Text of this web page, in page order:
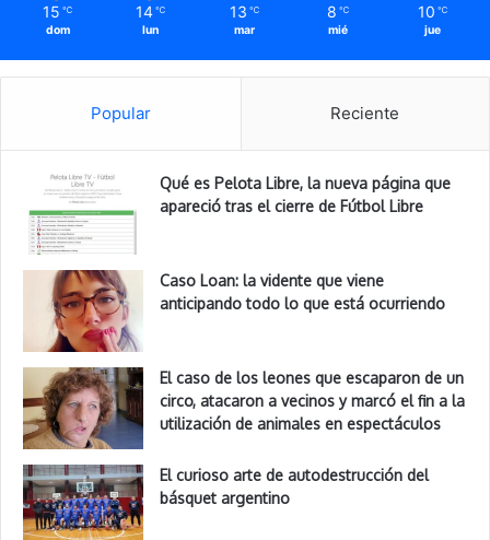
15 ℃
dom
14 ℃
lun
13 ℃
mar
8 ℃
mié
10 ℃
jue
Popular Reciente
Qué es Pelota Libre, la nueva página que
apareció tras el cierre de Fútbol Libre
Caso Loan: la vidente que viene
anticipando todo lo que está ocurriendo
El caso de los leones que escaparon de un
circo, atacaron a vecinos y marcó el fin a la
utilización de animales en espectáculos
El curioso arte de autodestrucción del
básquet argentino